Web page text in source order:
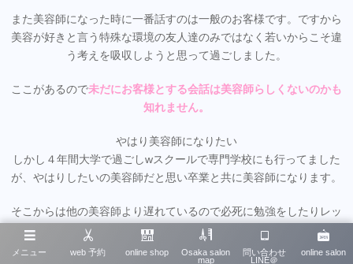
また美容師になった時に一番話すのは一般のお客様です。ですから
美容が好きと言う特殊な環境の友人達のみではなく若いからこそ違
う考えを吸収しようと思って過ごしました。
ここがあるので未だにお客様とする会話は美容師らしくないのかも
知れません。
やはり美容師になりたい
しかし４年間大学で過ごしwスクールで専門学校にも行ってました
が、やはりしたいの美容師だと思い卒業と共に美容師になります。
そこからは他の美容師より遅れているので必死に勉強をしたりレッ
スンをする毎日でした。
メニュー web 予約 online shop
Osaka salon
map
問い合わせ
LINE＠
online salon